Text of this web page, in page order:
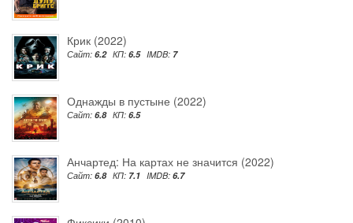
Крик (2022)
Сайт: 6.2 КП: 6.5 IMDB: 7
Однажды в пустыне (2022)
Сайт: 6.8 КП: 6.5
Анчартед: На картах не значится (2022)
Сайт: 6.8 КП: 7.1 IMDB: 6.7